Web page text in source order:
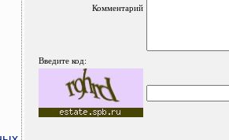
Комментарий
Введите код: